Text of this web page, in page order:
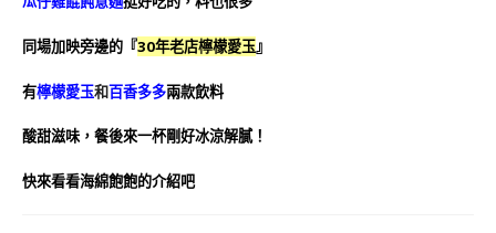
同場加映旁邊的『30年老店檸檬愛玉』
有檸檬愛玉和百香多多兩款飲料
酸甜滋味，餐後來一杯剛好冰涼解膩！
快來看看海綿飽飽的介紹吧